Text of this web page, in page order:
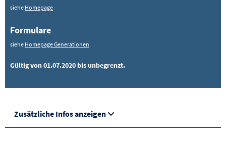
siehe Homepage
Formulare
siehe Homepage Generationen
Gültig von 01.07.2020 bis unbegrenzt.
Zusätzliche Infos anzeigen